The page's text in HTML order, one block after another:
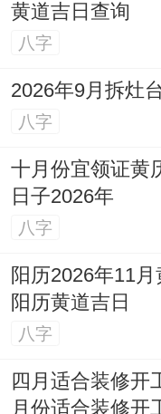
黄道吉日查询
八字
2026年9月拆灶
八字
十月份宜领证黄
日子2026年
八字
阳历2026年11
阳历黄道吉日
八字
四月适合装修开
月份适合装修开